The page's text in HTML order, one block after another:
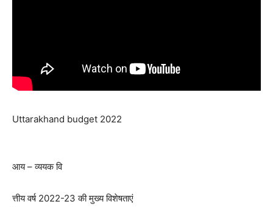
Uttarakhand budget 2022
आय – व्ययक वि
त्तीय वर्ष 2022-23 की मुख्य विशेषताएं